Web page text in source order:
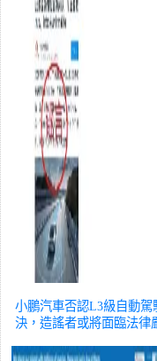
小鵬汽車否認L3級自動駕
決，造謠者或將面臨法律